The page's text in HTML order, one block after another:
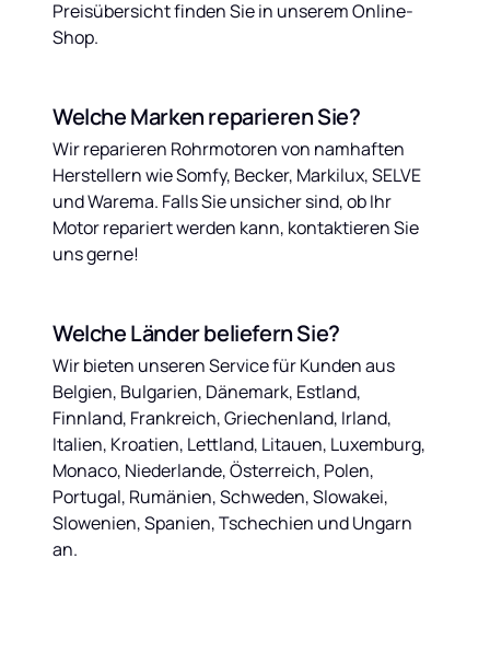
Preisübersicht finden Sie in unserem Online-
Shop.
Welche Marken reparieren Sie?
Wir reparieren Rohrmotoren von namhaften
Herstellern wie Somfy, Becker, Markilux, SELVE
und Warema. Falls Sie unsicher sind, ob Ihr
Motor repariert werden kann, kontaktieren Sie
uns gerne!
Welche Länder beliefern Sie?
Wir bieten unseren Service für Kunden aus
Belgien, Bulgarien, Dänemark, Estland,
Finnland, Frankreich, Griechenland, Irland,
Italien, Kroatien, Lettland, Litauen, Luxemburg,
Monaco, Niederlande, Österreich, Polen,
Portugal, Rumänien, Schweden, Slowakei,
Slowenien, Spanien, Tschechien und Ungarn
an.